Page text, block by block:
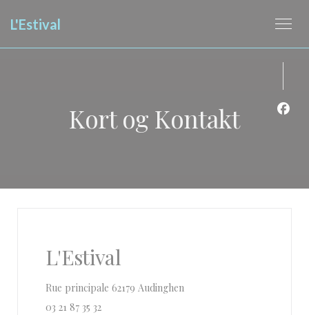
L'Estival
Kort og Kontakt
L'Estival
Rue principale 62179 Audinghen
03 21 87 35 32